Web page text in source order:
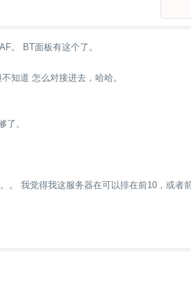
。 BT面板有这个了。
知道 怎么对接进去，哈哈。
了。
我觉得我这服务器在可以排在前10，或者